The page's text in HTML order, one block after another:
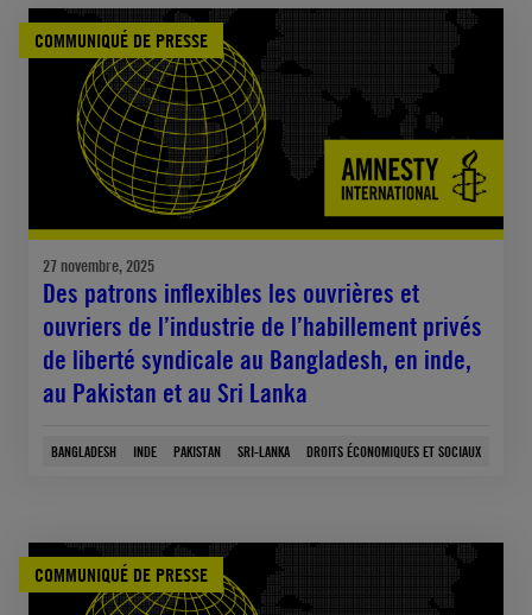
COMMUNIQUÉ DE PRESSE
27 novembre, 2025
Des patrons inflexibles les ouvrières et
ouvriers de l’industrie de l’habillement privés
de liberté syndicale au Bangladesh, en inde,
au Pakistan et au Sri Lanka
BANGLADESH INDE PAKISTAN SRI-LANKA DROITS ÉCONOMIQUES ET SOCIAUX
COMMUNIQUÉ DE PRESSE